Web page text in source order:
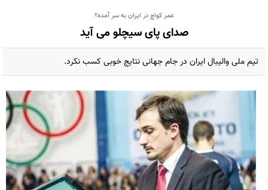
عمر کواچ در ایران به سر آمده؟
صدای پای سیچلو می آید
تیم ملی والیبال ایران در جام جهانی نتایج خوبی کسب نکرد.